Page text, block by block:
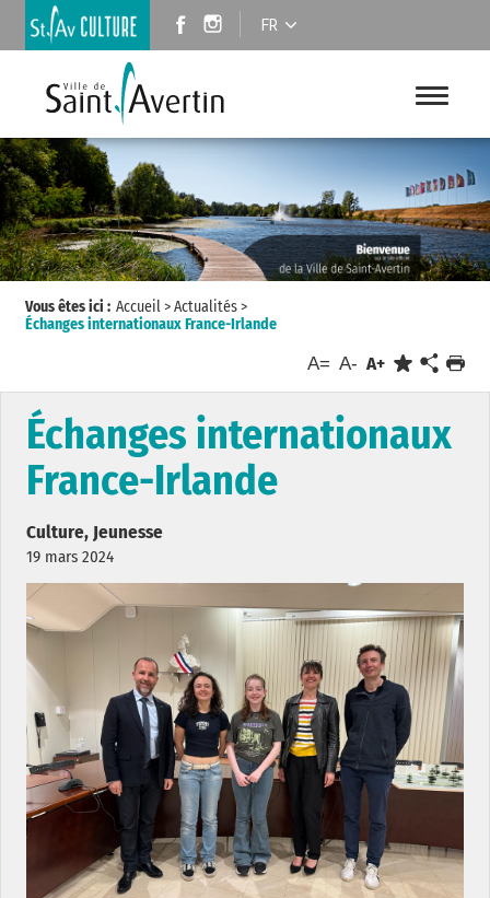
FR
Vous êtes ici : Accueil>Actualités>
Échanges internationaux France-Irlande
A= A- A+
Échanges internationaux
France-Irlande
Culture, Jeunesse
19 mars 2024